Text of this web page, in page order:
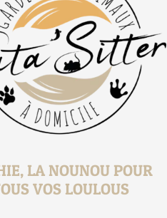
LA NOUNOU POUR
VOS LOULOUS